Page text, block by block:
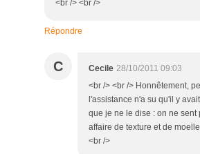
<br /> <br />
Répondre
C Cecile 28/10/2011 09:03
<br /> <br /> Honnêtement,
l'assistance n'a su qu'il y
que je ne le dise : on ne sent
affaire de texture et de
<br />